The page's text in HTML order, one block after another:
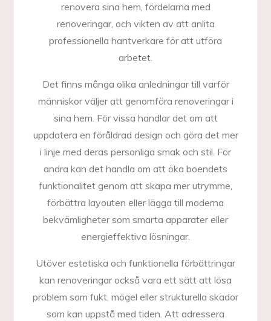
renovera sina hem, fördelarna med
renoveringar, och vikten av att anlita
professionella hantverkare för att utföra
arbetet.
Det finns många olika anledningar till varför
människor väljer att genomföra renoveringar i
sina hem. För vissa handlar det om att
uppdatera en föråldrad design och göra det mer
i linje med deras personliga smak och stil. För
andra kan det handla om att öka boendets
funktionalitet genom att skapa mer utrymme,
förbättra layouten eller lägga till moderna
bekvämligheter som smarta apparater eller
energieffektiva lösningar.
Utöver estetiska och funktionella förbättringar
kan renoveringar också vara ett sätt att lösa
problem som fukt, mögel eller strukturella skador
som kan uppstå med tiden. Att adressera